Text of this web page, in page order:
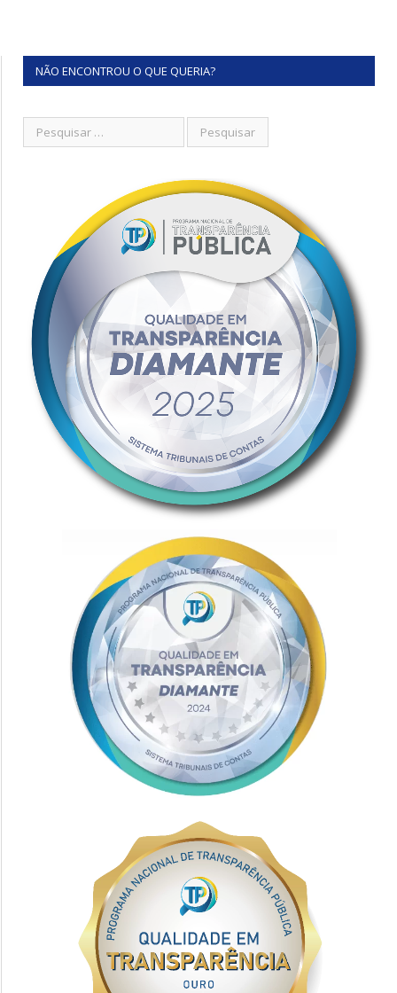
NÃO ENCONTROU O QUE QUERIA?